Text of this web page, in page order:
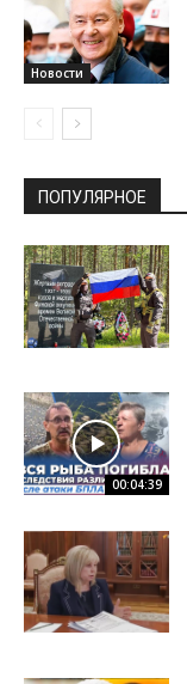
Новости
ПОПУЛЯРНОЕ
00:04:39